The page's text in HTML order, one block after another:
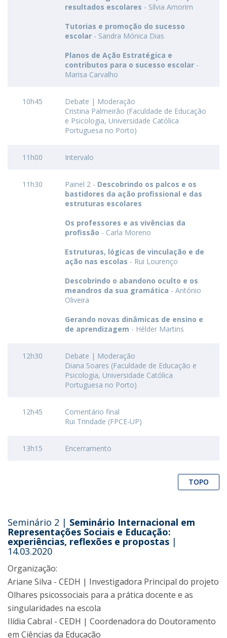
resultados escolares - Sílvia Amorim
Tutorias e promoção do sucesso
escolar - Sandra Mónica Dias
Planos de Ação Estratégica e
contributos para o sucesso escolar -
Marisa Carvalho
10h45
Debate | Moderação
Cristina Palmeirão (Faculdade de Educação
e Psicologia, Universidade Católica
Portuguesa no Porto)
11h00 Intervalo
11h30 Painel 2 - Descobrindo os palcos e os
bastidores da ação profissional e das
estruturas escolares
Os professores e as vivências da
profissão - Carla Moreno
Estruturas, lógicas de vinculação e de
ação nas escolas - Rui Lourenço
Descobrindo o abandono oculto e os
meandros da sua gramática - António
Oliveira
Gerando novas dinâmicas de ensino e
de aprendizagem - Hélder Martins
12h30
Debate | Moderação
Diana Soares (Faculdade de Educação e
Psicologia, Universidade Católica
Portuguesa no Porto)
12h45
Comentário final
Rui Trindade (FPCE-UP)
13h15 Encerramento
TOPO
Seminário 2 | Seminário Internacional em
Representações Sociais e Educação:
experiências, reflexões e propostas |
14.03.2020
Organização:
Ariane Silva - CEDH | Investigadora Principal do projeto
Olhares psicossociais para a prática docente e as
singularidades na escola
Ilídia Cabral - CEDH | Coordenadora do Doutoramento
em Ciências da Educação